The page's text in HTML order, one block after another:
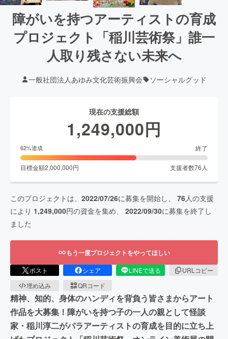
障がいを持つアーティストの育成
プロジェクト「稲川芸術祭」誰一
人取り残さない未来へ
一般社団法人あゆみ文化芸術振興会 ソーシャルグッド
現在の支援総額
1,249,000円
62%達成 終了
目標金額2,000,000円 支援者数76 人
このプロジェクトは、 2022/07/26に募集を開始し、 76人の支援
により 1,249,000円の資金を集め、 2022/09/30に募集を終了し
ました
もう一度プロジェクトをやってほしい
ポスト シェア LINEで送る
URLコピー
埋め込み
QRコード
精神、知的、身体のハンディを背負う皆さまからアート
作品を大募集！障がいを持つ子の一人の親として怪談
家・稲川淳二がパラアーティストの育成を目的に立ち上